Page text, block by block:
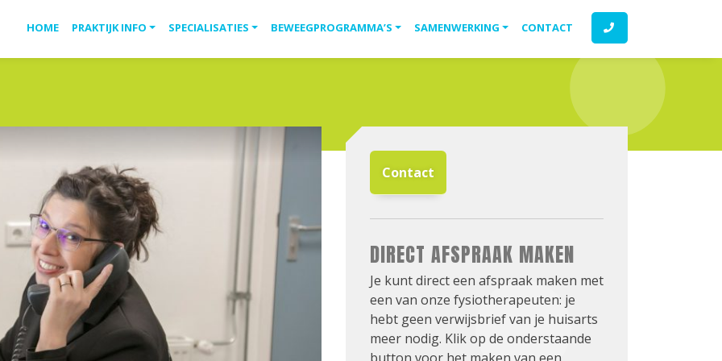
HOME PRAKTIJK INFO SPECIALISATIES BEWEEGPROGRAMMA’S SAMENWERKING CONTACT
Contact
DIRECT AFSPRAAK MAKEN
Je kunt direct een afspraak maken met
een van onze fysiotherapeuten: je
hebt geen verwijsbrief van je huisarts
meer nodig. Klik op de onderstaande